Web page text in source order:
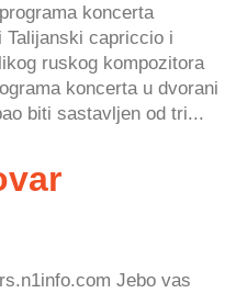
koncerta
Talijanski capriccio i
ruskog kompozitora
koncerta u dvorani
biti sastavljen od tri...
Jebo vas